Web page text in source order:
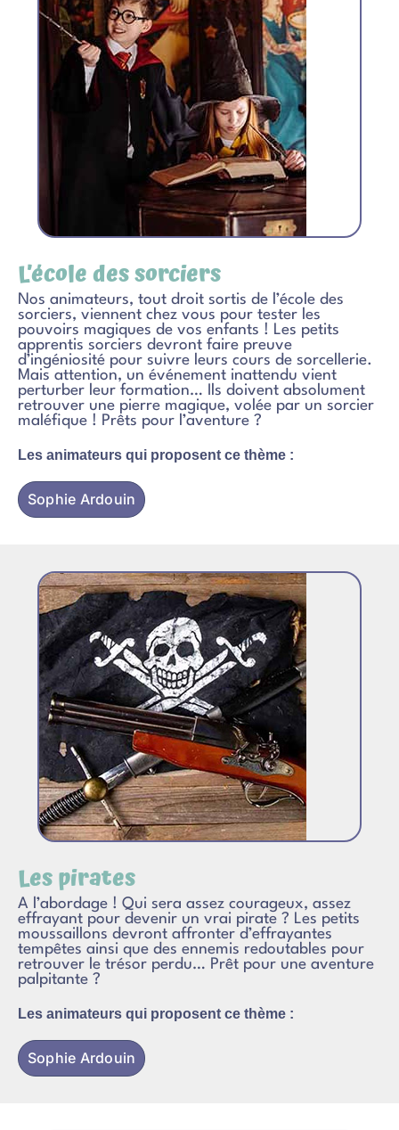
L’école des sorciers
Nos animateurs, tout droit sortis de l’école des
sorciers, viennent chez vous pour tester les
pouvoirs magiques de vos enfants ! Les petits
apprentis sorciers devront faire preuve
d’ingéniosité pour suivre leurs cours de sorcellerie.
Mais attention, un événement inattendu vient
perturber leur formation… Ils doivent absolument
retrouver une pierre magique, volée par un sorcier
maléfique ! Prêts pour l’aventure ?
Les animateurs qui proposent ce thème :
Sophie Ardouin
Les pirates
A l’abordage ! Qui sera assez courageux, assez
effrayant pour devenir un vrai pirate ? Les petits
moussaillons devront affronter d’effrayantes
tempêtes ainsi que des ennemis redoutables pour
retrouver le trésor perdu… Prêt pour une aventure
palpitante ?
Les animateurs qui proposent ce thème :
Sophie Ardouin